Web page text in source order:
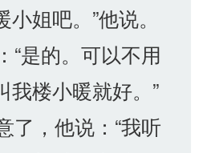
姐吧。”他说。
是的。可以不用
我楼小暖就好。”
，他说：“我听